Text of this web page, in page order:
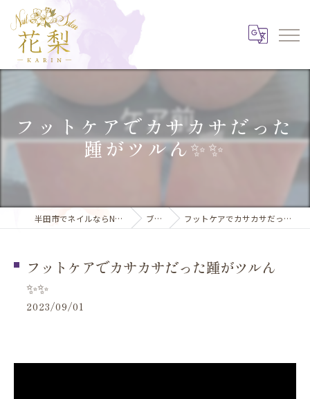
フットケアでカサカサだった
踵がツルん✨️✨️
半田市でネイルならNail Salon 花梨 ブログ フットケアでカサカサだった踵がツルん✨️✨️
フットケアでカサカサだった踵がツルん
✨️✨️
2023/09/01